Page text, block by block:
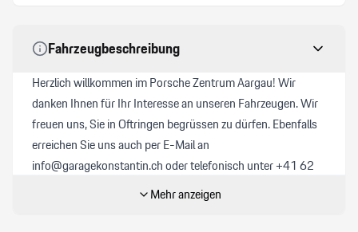
SportDesign Schwellerverkleidungen
Bremsassistent BA
Laderaumrollo
Türschliesssystem Soft Close
Fahrzeugbeschreibung
Herzlich willkommen im Porsche Zentrum Aargau! Wir
danken Ihnen für Ihr Interesse an unseren Fahrzeugen. Wir
freuen uns, Sie in Oftringen begrüssen zu dürfen. Ebenfalls
erreichen Sie uns auch per E-Mail an
info@garagekonstantin.ch oder telefonisch unter +41 62
791 19 11. Als Ihr Porsche-Partner haben wir vielleicht
schon Ihr Traum-Modell im Angebot. Alle unsere Neuwagen
Mehr anzeigen